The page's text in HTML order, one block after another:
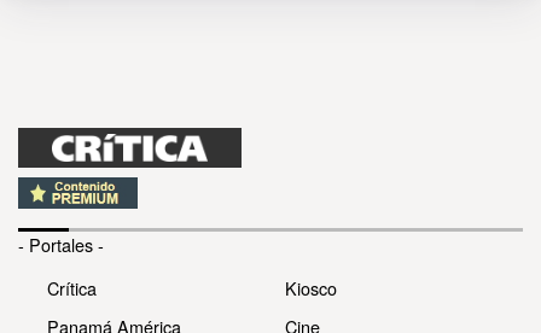
- Portales -
Crítica
Panamá América
Kiosco
Cine